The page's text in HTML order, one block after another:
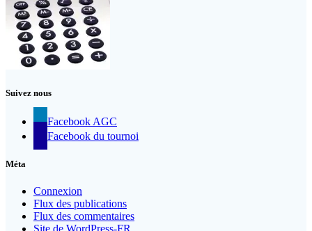
Suivez nous
Facebook AGC
Facebook du tournoi
Méta
Connexion
Flux des publications
Flux des commentaires